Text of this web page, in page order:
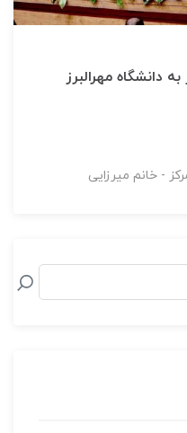
دانشگاه مهرالبرز
- خانم میرزایی